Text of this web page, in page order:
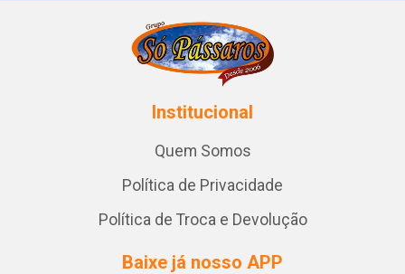
Institucional
Quem Somos
Política de Privacidade
Política de Troca e Devolução
Baixe já nosso APP